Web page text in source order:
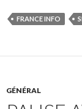
FRANCE INFO
GÉNÉRAL